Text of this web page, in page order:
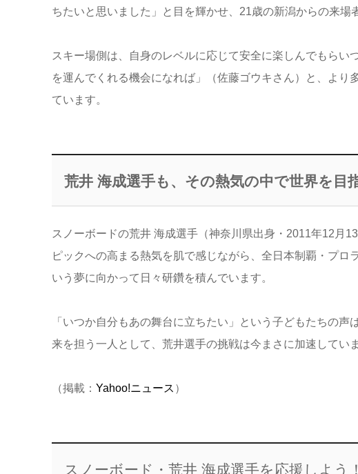
ちたいと思いました」と目を輝かせ、21歳の新潟からの来場
スキー場側は、自身のレベルに応じて安全に楽しんでもら
を運んでくれる機会になれば」（佐藤ゴウキさん）と、よ
ています。
荒井 海成選手も、その熱気の中で世界を目
スノーボードの荒井 海成選手（神奈川県出身・2011年12月
ピックへの高まる熱気を肌で感じながら、全日本制覇・プ
いう夢に向かって日々研鑽を積んでいます。
「いつか自分もあの舞台に立ちたい」という子どもたちの
来を担う一人として、荒井選手の挑戦は今まさに加速していま
（掲載： Yahoo!ニュース ）
スノーボード・荒井 海成選手を応援しよう！